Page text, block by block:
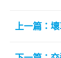
上一篇：